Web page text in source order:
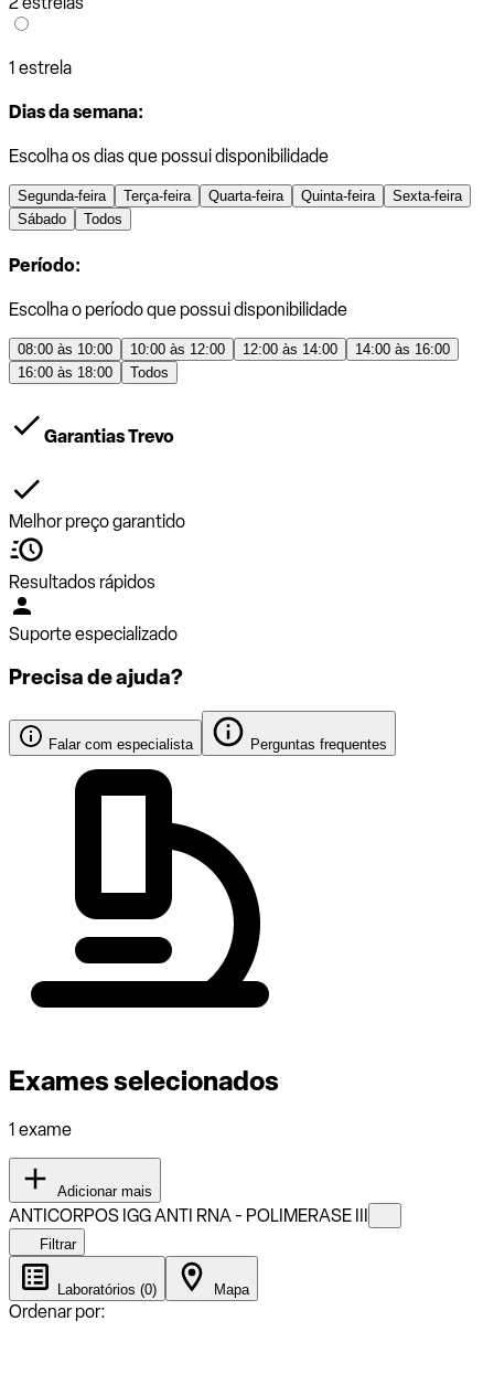
1 estrela
Dias da semana:
Escolha os dias que possui disponibilidade
Segunda-feira Terça-feira Quarta-feira Quinta-feira
Sexta-feira
Sábado
Todos
Período:
Escolha o período que possui disponibilidade
08:00 às 10:00 10:00 às 12:00 12:00 às 14:00
14:00 às 16:00
16:00 às 18:00
Todos
Garantias Trevo
Melhor preço garantido
Resultados rápidos
Suporte especializado
Precisa de ajuda?
Falar com especialista Perguntas frequentes
Exames selecionados
1 exame
Adicionar mais
ANTICORPOS IGG ANTI RNA - POLIMERASE III
Filtrar
Laboratórios (0) Mapa
Ordenar por: